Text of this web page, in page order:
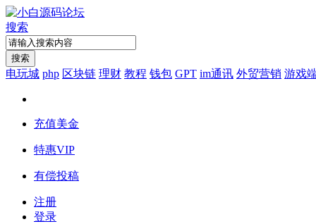
搜索
搜索
电玩城 php 区块链 理财 教程 钱包 GPT im通讯 外贸营销 游戏
充值美金
特惠VIP
有偿投稿
注册
登录